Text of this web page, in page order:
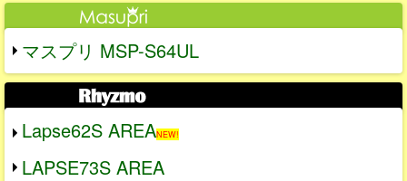
マスプリ MSP-S64UL
Lapse62S AREANEW!
LAPSE73S AREA